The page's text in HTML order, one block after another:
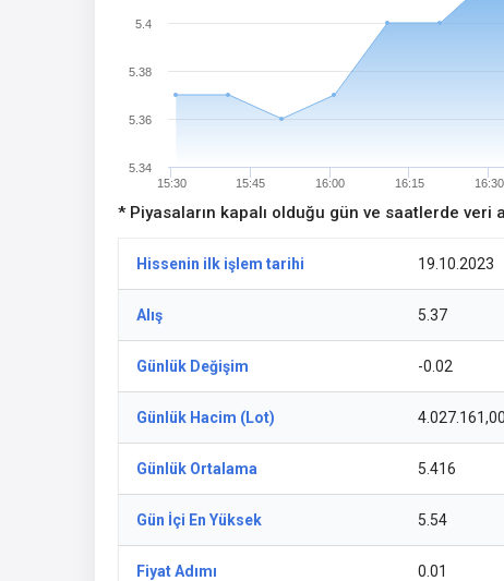
15:30 15:45 16:00 16:15 16:30
5.34
5.36
5.38
5.4
* Piyasaların kapalı olduğu gün ve saatlerde veri
Hissenin ilk işlem tarihi 19.10.2023
Alış 5.37
Günlük Değişim -0.02
Günlük Hacim (Lot) 4.027.161,00
Günlük Ortalama 5.416
Gün İçi En Yüksek 5.54
Fiyat Adımı 0.01